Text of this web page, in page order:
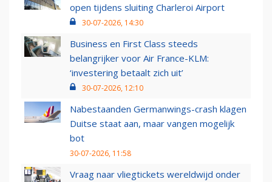
open tijdens sluiting Charleroi Airport
30-07-2026, 14:30
Business en First Class steeds
belangrijker voor Air France-KLM:
‘investering betaalt zich uit’
30-07-2026, 12:10
Nabestaanden Germanwings-crash klagen
Duitse staat aan, maar vangen mogelijk
bot
30-07-2026, 11:58
Vraag naar vliegtickets wereldwijd onder